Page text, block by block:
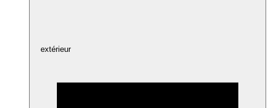
extérieur